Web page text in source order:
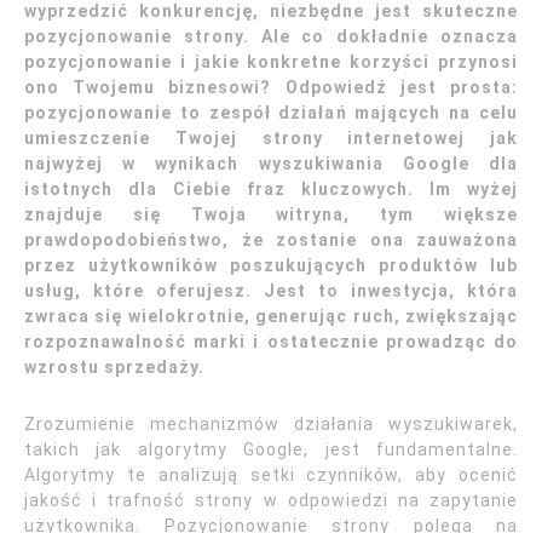
wyprzedzić konkurencję, niezbędne jest skuteczne
pozycjonowanie strony. Ale co dokładnie oznacza
pozycjonowanie i jakie konkretne korzyści przynosi
ono Twojemu biznesowi? Odpowiedź jest prosta:
pozycjonowanie to zespół działań mających na celu
umieszczenie Twojej strony internetowej jak
najwyżej w wynikach wyszukiwania Google dla
istotnych dla Ciebie fraz kluczowych. Im wyżej
znajduje się Twoja witryna, tym większe
prawdopodobieństwo, że zostanie ona zauważona
przez użytkowników poszukujących produktów lub
usług, które oferujesz. Jest to inwestycja, która
zwraca się wielokrotnie, generując ruch, zwiększając
rozpoznawalność marki i ostatecznie prowadząc do
wzrostu sprzedaży.
Zrozumienie mechanizmów działania wyszukiwarek,
takich jak algorytmy Google, jest fundamentalne.
Algorytmy te analizują setki czynników, aby ocenić
jakość i trafność strony w odpowiedzi na zapytanie
użytkownika. Pozycjonowanie strony polega na